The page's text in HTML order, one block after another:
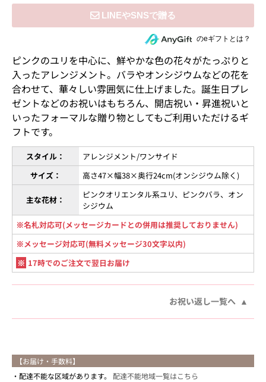
住所を知らない相手にeギフトで贈るのeギフトとは？
ピンクのユリを中心に、鮮やかな色の花々がたっぷりと
入ったアレンジメント。バラやオンシジウムなどの花を
合わせて、華々しい雰囲気に仕上げました。誕生日プレ
ゼントなどのお祝いはもちろん、開店祝い・昇進祝いと
いったフォーマルな贈り物としてもご利用いただけるギ
フトです。
スタイル：
アレンジメント/ワンサイド
サイズ：
高さ47×幅38×奥行24cm(オンシジウム除く)
主な花材：
ピンクオリエンタル系ユリ、ピンクバラ、オン
シジウム
※名札対応可(メッセージカードとの併用は推奨しておりません)
※メッセージ対応可(無料メッセージ30文字以内)
※ 17時でのご注文で翌日お届け
お祝い返し一覧へ
【お届け・手数料】
配達不能な区域があります。 配達不能地域一覧はこちら